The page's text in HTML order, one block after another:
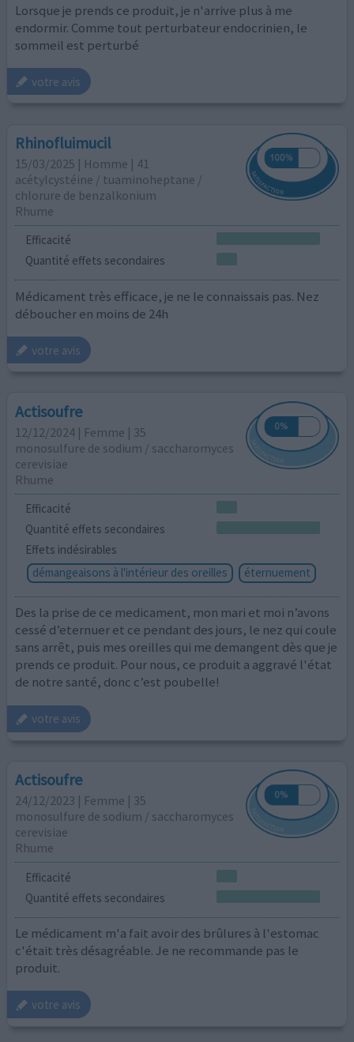
Lorsque je prends ce produit, je n'arrive plus à me
endormir. Comme tout perturbateur endocrinien, le
sommeil est perturbé
votre avis
Rhinofluimucil
15/03/2025 | Homme | 41
acétylcystéine / tuaminoheptane /
chlorure de benzalkonium
Rhume
Efficacité
Quantité effets secondaires
Médicament très efficace, je ne le connaissais pas. Nez
déboucher en moins de 24h
votre avis
Actisoufre
12/12/2024 | Femme | 35
monosulfure de sodium / saccharomyces
cerevisiae
Rhume
Efficacité
Quantité effets secondaires
Effets indésirables
démangeaisons à l'intérieur des oreilles
éternuement
Des la prise de ce medicament, mon mari et moi n’avons
cessé d’eternuer et ce pendant des jours, le nez qui coule
sans arrêt, puis mes oreilles qui me demangent dès que je
prends ce produit. Pour nous, ce produit a aggravé l'état
de notre santé, donc c’est poubelle!
votre avis
Actisoufre
24/12/2023 | Femme | 35
monosulfure de sodium / saccharomyces
cerevisiae
Rhume
Efficacité
Quantité effets secondaires
Le médicament m'a fait avoir des brûlures à l'estomac
c'était très désagréable. Je ne recommande pas le
produit.
votre avis